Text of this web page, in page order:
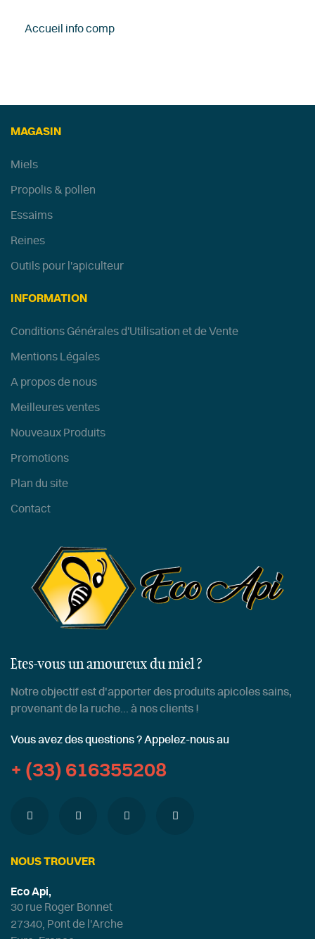
Accueil info comp
MAGASIN
Miels
Propolis & pollen
Essaims
Reines
Outils pour l'apiculteur
INFORMATION
Conditions Générales d'Utilisation et de Vente
Mentions Légales
A propos de nous
Meilleures ventes
Nouveaux Produits
Promotions
Plan du site
Contact
Etes-vous un amoureux du miel ?
Notre objectif est d'apporter des produits apicoles sains,
provenant de la ruche... à nos clients !
Vous avez des questions ? Appelez-nous au
+ (33) 616355208
NOUS TROUVER
Eco Api,
30 rue Roger Bonnet
27340, Pont de l'Arche